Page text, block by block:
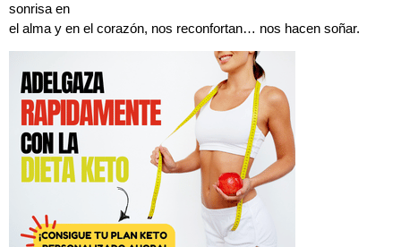
sonrisa en
el alma y en el corazón, nos reconfortan… nos hacen soñar.